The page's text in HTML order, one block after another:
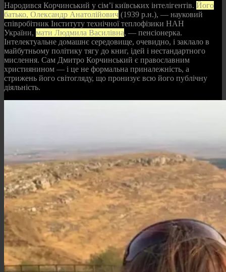
Народився Корчинський у сім’ї київських інтелігентів. Його
батько, Олександр Анатолійович (1939 р.н.), — науковий
співробітник Інституту технічної теплофізики НАН
України, мати Людмила Василівна, — пенсіонерка.
Інтелектуальне домашнє середовище, очевидно, і заклало в
майбутньому політику тягу до книг, ідей і нестандартного
мислення. Сам Дмитро Корчинський є православним
християнином — і це не формальна приналежність, а
стрижень його світогляду, що пронизує всю його публічну
діяльність.